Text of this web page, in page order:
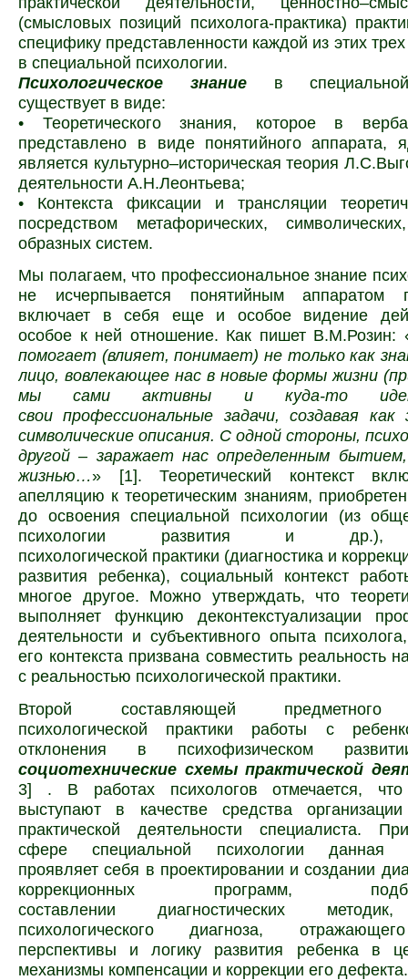
(смысловых позиций психолога-практика)
специфику представленности каждой из этих
в специальной психологии.
Психологическое знаниев специальной
существует в виде:
• Теоретического знания, которое в
представлено в виде понятийного аппарата,
является культурно–историческая теория
деятельности А.Н.Леонтьева;
• Контекста фиксации и трансляции
посредством метафорических,
образных систем.
Мы полагаем, что профессиональное знание
не исчерпывается понятийным аппаратом
включает в себя еще и особое видение
особое к ней отношение. Как пишет В.М.Розин:
помогает (влияет, понимает) не только как
лицо, вовлекающее нас в новые формы жизни
мы сами активны и куда-то
своипрофессиональные задачи, создавая
символические описания. С одной стороны,
другой – заражает нас определенным бытием,
жизнью…» [1]. Теоретический контекст
апелляцию к теоретическим знаниям,
до освоения специальной психологии (из
психологии развития и др.),
психологической практики (диагностика и
развития ребенка), социальный контекст
многое другое. Можно утверждать, что
выполняет функцию деконтекстуализации
деятельности и субъективного опыта
его контекста призвана совместить реальность
с реальностью психологической практики.
Второй составляющей предметного
психологической практики работы с
отклонения в психофизическом
социотехнические схемы практической
3] . В работах психологов отмечается,
выступают в качестве средства
практической деятельности специалиста.
сфере специальной психологии данная
проявляет себя в проектировании и создании
коррекционных программ,
составлении диагностических
психологического диагноза,
перспективы и логику развития ребенка в
механизмы компенсации и коррекции его дефекта.